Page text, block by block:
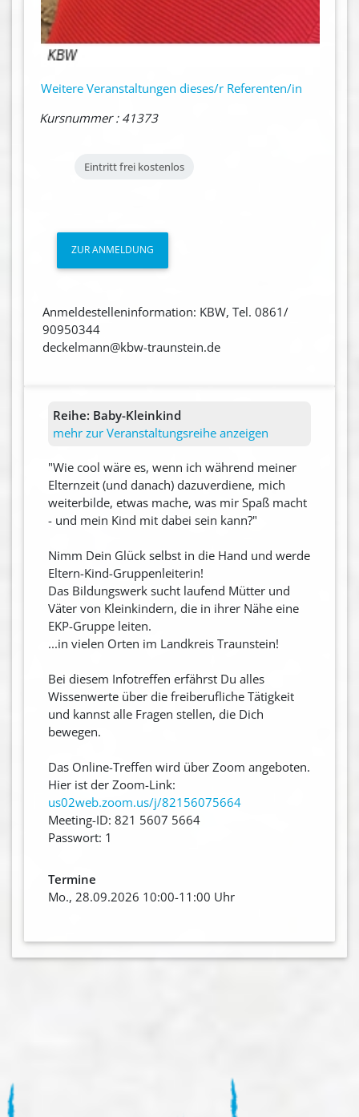
Weitere Veranstaltungen dieses/r Referenten/in
Kursnummer : 41373
Eintritt frei kostenlos
ZUR ANMELDUNG
Anmeldestelleninformation: KBW, Tel. 0861/
90950344
deckelmann@kbw-traunstein.de
Reihe: Baby-Kleinkind
mehr zur Veranstaltungsreihe anzeigen
"Wie cool wäre es, wenn ich während meiner
Elternzeit (und danach) dazuverdiene, mich
weiterbilde, etwas mache, was mir Spaß macht
- und mein Kind mit dabei sein kann?"
Nimm Dein Glück selbst in die Hand und werde
Eltern-Kind-Gruppenleiterin!
Das Bildungswerk sucht laufend Mütter und
Väter von Kleinkindern, die in ihrer Nähe eine
EKP-Gruppe leiten.
...in vielen Orten im Landkreis Traunstein!
Bei diesem Infotreffen erfährst Du alles
Wissenwerte über die freiberufliche Tätigkeit
und kannst alle Fragen stellen, die Dich
bewegen.
Das Online-Treffen wird über Zoom angeboten.
Hier ist der Zoom-Link:
us02web.zoom.us/j/82156075664
Meeting-ID: 821 5607 5664
Passwort: 1
Termine
Mo., 28.09.2026 10:00-11:00 Uhr